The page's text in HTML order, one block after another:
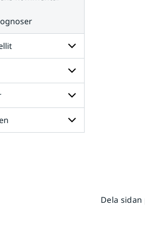
Undersidor
för
Radar
och
satellit
Undersidor
för
Väder
till
havs
Undersidor
för
Dela sidan